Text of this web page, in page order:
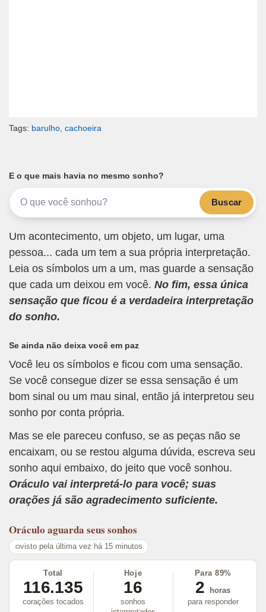
Tags: barulho cachoeira
E o que mais havia no mesmo sonho?
Buscar
Um acontecimento, um objeto, um lugar, uma
pessoa... cada um tem a sua própria interpretação.
Leia os símbolos um a um, mas guarde a sensação
que cada um deixou em você. No fim, essa única
sensação que ficou é a verdadeira interpretação
do sonho.
Se ainda não deixa você em paz
Você leu os símbolos e ficou com uma sensação.
Se você consegue dizer se essa sensação é um
bom sinal ou um mau sinal, então já interpretou seu
sonho por conta própria.
Mas se ele pareceu confuso, se as peças não se
encaixam, ou se restou alguma dúvida, escreva seu
sonho aqui embaixo, do jeito que você sonhou.
Oráculo vai interpretá-lo para você; suas
orações já são agradecimento suficiente.
Oráculo aguarda seus sonhos
visto pela última vez há 15 minutos
Total
116.135
corações tocados
Hoje
16
sonhos
Para 89%
2
horas
para responder